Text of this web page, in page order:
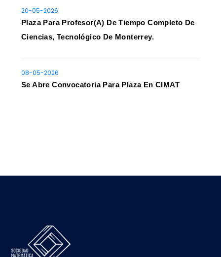
20-05-2026
Plaza Para Profesor(a) De Tiempo Completo De
Ciencias, Tecnológico De Monterrey.
08-05-2026
Se Abre Convocatoria Para Plaza En CIMAT